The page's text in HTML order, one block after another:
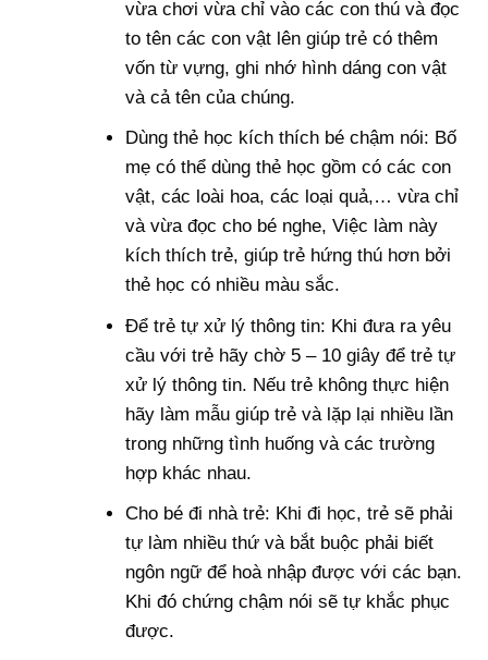
vừa chơi vừa chỉ vào các con thú và đọc
to tên các con vật lên giúp trẻ có thêm
vốn từ vựng, ghi nhớ hình dáng con vật
và cả tên của chúng.
Dùng thẻ học kích thích bé chậm nói: Bố
mẹ có thể dùng thẻ học gồm có các con
vật, các loài hoa, các loại quả,… vừa chỉ
và vừa đọc cho bé nghe, Việc làm này
kích thích trẻ, giúp trẻ hứng thú hơn bởi
thẻ học có nhiều màu sắc.
Để trẻ tự xử lý thông tin: Khi đưa ra yêu
cầu với trẻ hãy chờ 5 – 10 giây để trẻ tự
xử lý thông tin. Nếu trẻ không thực hiện
hãy làm mẫu giúp trẻ và lặp lại nhiều lần
trong những tình huống và các trường
hợp khác nhau.
Cho bé đi nhà trẻ: Khi đi học, trẻ sẽ phải
tự làm nhiều thứ và bắt buộc phải biết
ngôn ngữ để hoà nhập được với các bạn.
Khi đó chứng chậm nói sẽ tự khắc phục
được.